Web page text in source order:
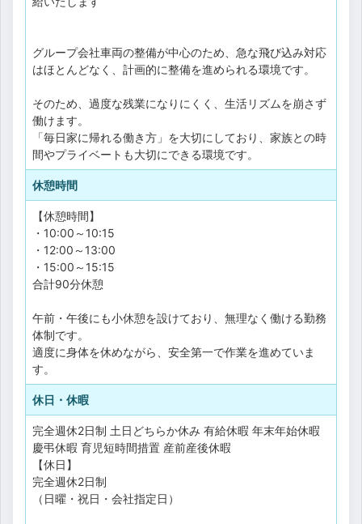
グループ会社車両の整備が中心のため、急な飛び込み対応
はほとんどなく、計画的に整備を進められる環境です。
そのため、過度な残業になりにくく、生活リズムを崩さず
働けます。
「毎日家に帰れる働き方」を大切にしており、家族との時
間やプライベートも大切にできる環境です。
休憩時間
【休憩時間】
・10:00～10:15
・12:00～13:00
・15:00～15:15
合計90分休憩
午前・午後にも小休憩を設けており、無理なく働ける勤務
体制です。
適度に身体を休めながら、安全第一で作業を進めていま
す。
休日・休暇
完全週休2日制 土日どちらか休み 有給休暇 年末年始休暇
慶弔休暇 育児短時間措置 産前産後休暇
【休日】
完全週休2日制
（日曜・祝日・会社指定日）